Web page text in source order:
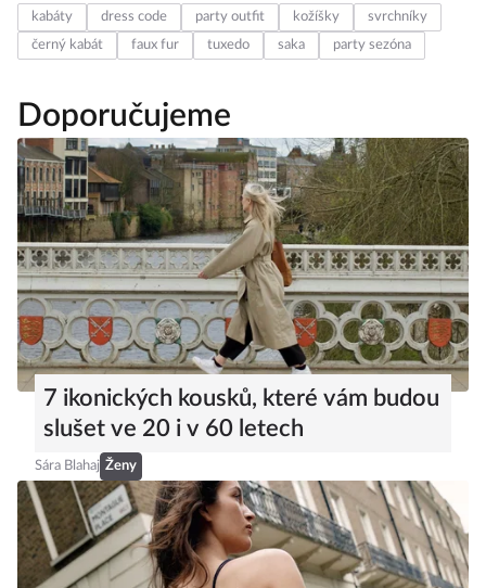
kabáty dress code party outfit kožíšky
svrchníky
černý kabát
faux fur tuxedo saka party sezóna
Doporučujeme
7 ikonických kousků, které vám budou
slušet ve 20 i v 60 letech
Sára Blahaj Ženy